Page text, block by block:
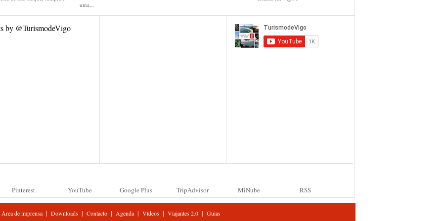
uma...
by @TurismodeVigo
Pinterest YouTube Google Plus TripAdvisor MiNube RSS
Área de imprensa| Downloads| Contacto| Agenda| Vídeos| Viajantes 2.0| Guias